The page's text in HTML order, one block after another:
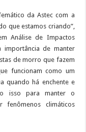
da Astec com a
que estamos criando”,
Análise de Impactos
importância de manter
de morro que fazem
funcionam como um
quando há enchente e
isso para manter o
fenômenos climáticos